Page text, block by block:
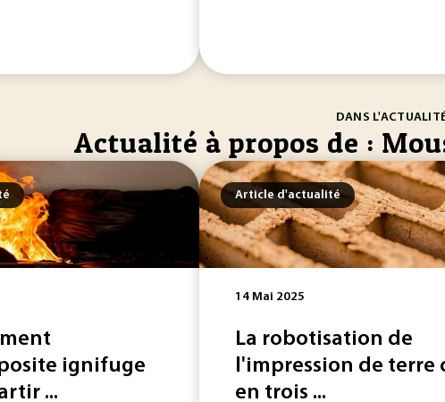
DANS
Actualité à propos de :
ignifuge
...
Article d'actualité
14 Mai 2025
La robotisation de
l'impression de terre
en trois ...